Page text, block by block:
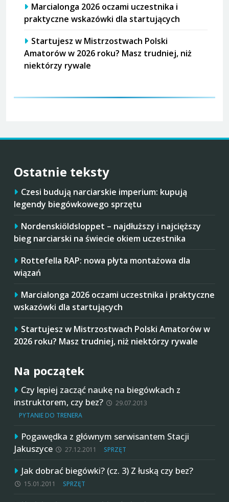
Marcialonga 2026 oczami uczestnika i
praktyczne wskazówki dla startujących
Startujesz w Mistrzostwach Polski
Amatorów w 2026 roku? Masz trudniej, niż
niektórzy rywale
Ostatnie teksty
Czesi budują narciarskie imperium: kupują
legendy biegówkowego sprzętu
Nordenskiöldsloppet – najdłuższy i najcięższy
bieg narciarski na świecie okiem uczestnika
Rottefella RAP: nowa płyta montażowa dla
wiązań
Marcialonga 2026 oczami uczestnika i praktyczne
wskazówki dla startujących
Startujesz w Mistrzostwach Polski Amatorów w
2026 roku? Masz trudniej, niż niektórzy rywale
Na początek
Czy lepiej zacząć naukę na biegówkach z
instruktorem, czy bez?
29.07.2013
PYTANIE DO TRENERA
Pogawędka z głównym serwisantem Stacji
Jakuszyce
27.12.2011 SPRZĘT
Jak dobrać biegówki? (cz. 3) Z łuską czy bez?
15.01.2011 SPRZĘT